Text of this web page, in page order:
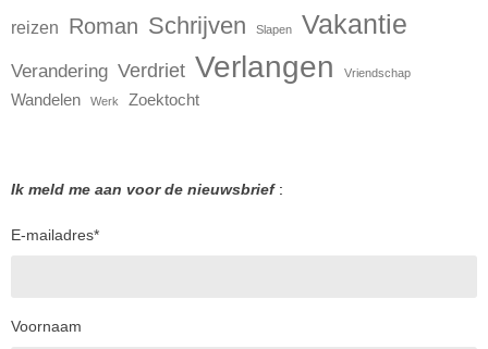
reizen Roman Schrijven Slapen Vakantie
Verandering Verdriet Verlangen Vriendschap
Wandelen Werk Zoektocht
Ik meld me aan voor de nieuwsbrief:
E-mailadres*
Voornaam